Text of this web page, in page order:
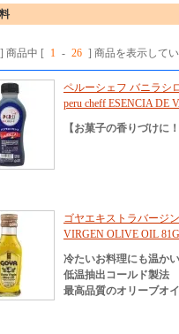
] 商品中 [ 1 - 26 ] 商品を表示して
ペルーシェフ バニラシ
peru cheff ESENCIA DE
【お菓子の香りづけに
ゴヤエキストラバージ
VIRGEN OLIVE OIL 81G
冷たいお料理にも温か
低温抽出コールド製法
最高品質のオリーブオ